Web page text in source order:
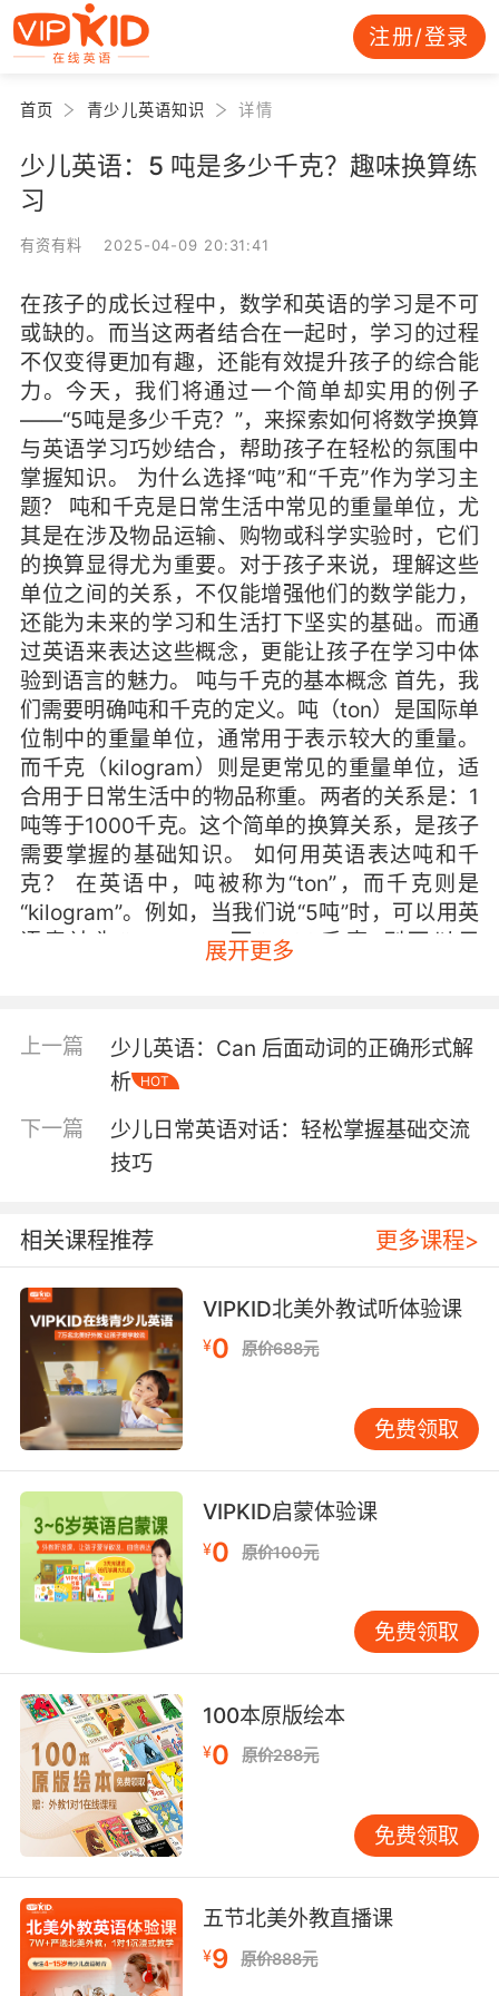
注册/登录
首页 青少儿英语知识 详情
少儿英语：5 吨是多少千克？趣味换算练
习
有资有料 2025-04-09 20:31:41
在孩子的成长过程中，数学和英语的学习是不可
或缺的。而当这两者结合在一起时，学习的过程
不仅变得更加有趣，还能有效提升孩子的综合能
力。今天，我们将通过一个简单却实用的例子
——“5吨是多少千克？”，来探索如何将数学换算
与英语学习巧妙结合，帮助孩子在轻松的氛围中
掌握知识。 为什么选择“吨”和“千克”作为学习主
题？ 吨和千克是日常生活中常见的重量单位，尤
其是在涉及物品运输、购物或科学实验时，它们
的换算显得尤为重要。对于孩子来说，理解这些
单位之间的关系，不仅能增强他们的数学能力，
还能为未来的学习和生活打下坚实的基础。而通
过英语来表达这些概念，更能让孩子在学习中体
验到语言的魅力。 吨与千克的基本概念 首先，我
们需要明确吨和千克的定义。吨（ton）是国际单
位制中的重量单位，通常用于表示较大的重量。
而千克（kilogram）则是更常见的重量单位，适
合用于日常生活中的物品称重。两者的关系是：1
吨等于1000千克。这个简单的换算关系，是孩子
需要掌握的基础知识。 如何用英语表达吨和千
克？ 在英语中，吨被称为“ton”，而千克则是
“kilogram”。例如，当我们说“5吨”时，可以用英
语表达为“5 tons”。而“5000千克”则可以用
“5000 kilograms”来表示。通过这些简单的英语
的英语表达能力。 趣味换算练习的设计 为了让学
习过程更加有趣，我们可以设计一些趣味换算练
习。例如，将吨和千克的换算融入到孩子感兴趣
的场景中，比如动物世界、太空探索或日常购
物。通过这些场景，孩子不仅能更好地理解单位
之间的关系，还能在轻松的氛围中掌握知识。 动
头大象的重量，可能会用到吨和千克的换算。例
如，一头成年大象的重量大约是5吨，那么用千克
来表示就是5000千克。通过这样的例子，孩子不
仅能学会换算，还能对动物的重量有更直观的认
识。 太空探索中的重量单位 在太空探索中，重量
单位的使用也非常重要。例如，火箭的发射重量
可能需要用吨来表示，而宇航员的体重则更适合
用千克来描述。通过这些例子，孩子不仅能学到
常购物中的重量换算 在日常生活中，我们经常会
遇到需要换算重量单位的情况。例如，在购买水
果或蔬菜时，可能会用到千克，而在购买大型家
电时，则可能会用到吨。通过这些实际的例子，
孩子能更好地理解单位之间的换算关系，并将其
应用到实际生活中。 如何通过游戏巩固知识？ 游
些简单的游戏，比如“单位换算接龙”或“重量单位
配对”，让孩子在游戏中巩固所学知识。通过这些
游戏，孩子不仅能加深对吨和千克的理解，还能
在轻松的氛围中提升学习兴趣。 单位换算接龙 在
这个游戏中，家长或老师可以给出一个重量单
位，比如“1吨”，然后让孩子用另一个单位来表
子能快速掌握单位之间的换算关系。 重量单位配
对 在这个游戏中，可以准备一些卡片，上面分别
写有吨和千克的不同数值。然后让孩子将这些卡
片配对，比如“1吨”和“1000千克”配对。通过这样
展开更多
上一篇
少儿英语：Can 后面动词的正确形式解
析
HOT
下一篇
少儿日常英语对话：轻松掌握基础交流
技巧
相关课程推荐 更多课程>
VIPKID北美外教试听体验课
¥0 原价688元
免费领取
VIPKID启蒙体验课
¥0 原价100元
免费领取
100本原版绘本
¥0 原价288元
免费领取
五节北美外教直播课
¥9 原价888元